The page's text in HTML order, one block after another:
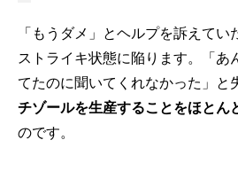
「もうダメ」とヘルプを訴えて
ストライキ状態に陥ります。「あ
てたのに聞いてくれなかった」と
チゾールを生産することをほとん
のです。